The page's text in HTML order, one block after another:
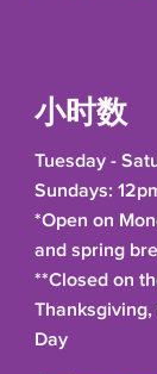
小时数
Tuesday -
Sundays:
*Open on
and spring
**Closed on
Thanksgiving,
Day